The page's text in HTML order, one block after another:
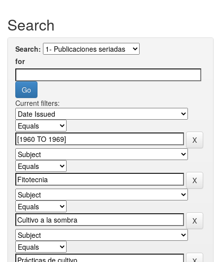
Search
Search:
for
Current filters: